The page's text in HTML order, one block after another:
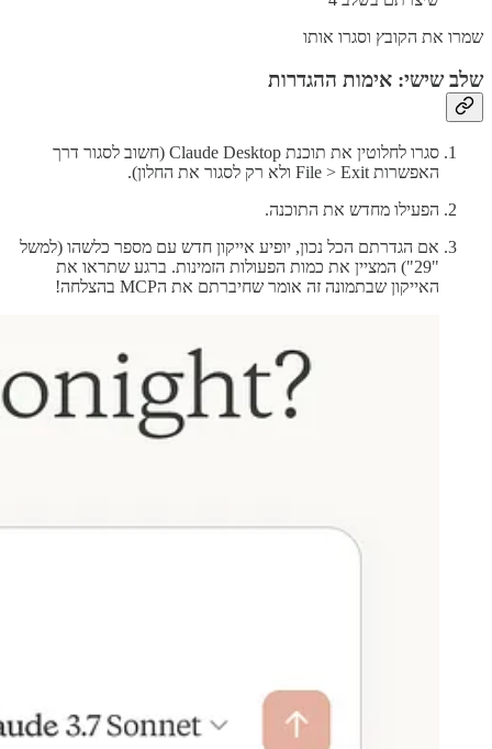
שמרו את הקובץ וסגרו אותו
שלב שישי: אימות ההגדרות
סגרו לחלוטין את תוכנת Claude Desktop (חשוב לסגור דרך
האפשרות File > Exit ולא רק לסגור את החלון).
הפעילו מחדש את התוכנה.
אם הגדרתם הכל נכון, יופיע אייקון חדש עם מספר כלשהו (למשל
"29") המציין את כמות הפעולות הזמינות. ברגע שתראו את
האייקון שבתמונה זה אומר שחיברתם את הMCP בהצלחה!